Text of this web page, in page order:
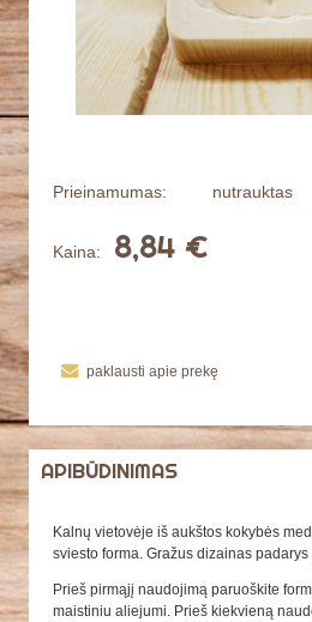
Prieinamumas: nutrauktas
Kaina: 8,84 €
paklausti apie prekę
APIBŪDINIMAS
Kalnų vietovėje iš aukštos kokybės
sviesto forma. Gražus dizainas
Prieš pirmąjį naudojimą paruoškite
maistiniu aliejumi. Prieš kiekvieną